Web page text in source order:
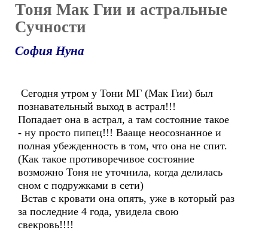
Тоня Мак Гии и астральные
Сучности
София Нуна
Сегодня утром у Тони МГ (Мак Гии) был
познавательный выход в астрал!!!
Попадает она в астрал, а там состояние такое
- ну просто пипец!!! Вааще неосознанное и
полная убежденность в том, что она не спит.
(Как такое противоречивое состояние
возможно Тоня не уточнила, когда делилась
сном с подружками в сети)
Встав с кровати она опять, уже в который раз
за последние 4 года, увидела свою
свекровь!!!!